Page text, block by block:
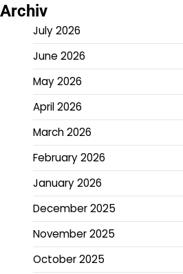
Archiv
July 2026
June 2026
May 2026
April 2026
March 2026
February 2026
January 2026
December 2025
November 2025
October 2025